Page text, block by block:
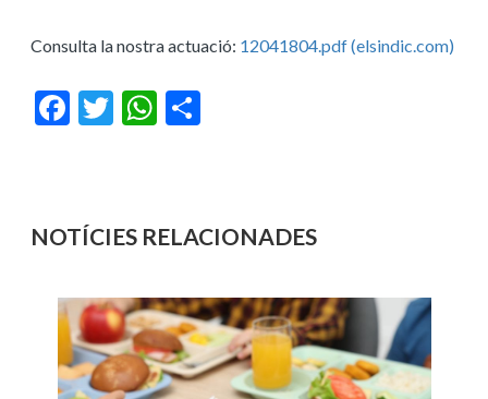
Consulta la nostra actuació: 12041804.pdf (elsindic.com)
Facebook
Twitter WhatsApp
NOTÍCIES RELACIONADES